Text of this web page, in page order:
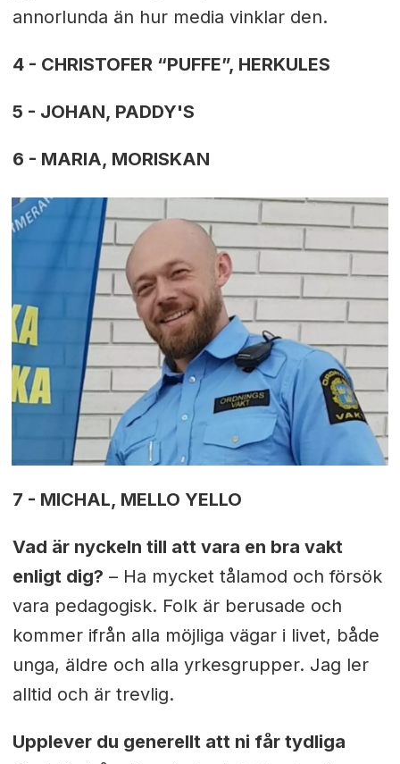
annorlunda än hur media vinklar den.
4 - CHRISTOFER “PUFFE”, HERKULES
5 - JOHAN, PADDY'S
6 - MARIA, MORISKAN
7 - MICHAL, MELLO YELLO
Vad är nyckeln till att vara en bra vakt
enligt dig? – Ha mycket tålamod och försök
vara pedagogisk. Folk är berusade och
kommer ifrån alla möjliga vägar i livet, både
unga, äldre och alla yrkesgrupper. Jag ler
alltid och är trevlig.
Upplever du generellt att ni får tydliga